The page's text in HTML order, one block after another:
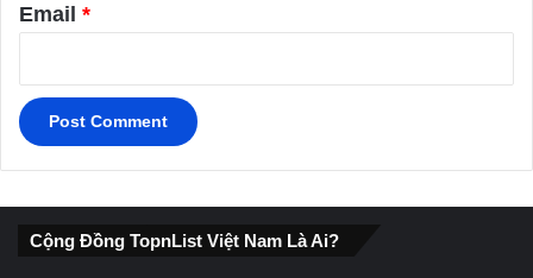
Email *
Cộng Đồng TopnList Việt Nam Là Ai?